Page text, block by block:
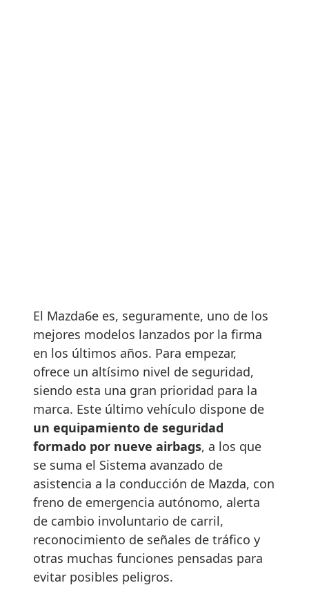
El Mazda6e es, seguramente, uno de los
mejores modelos lanzados por la firma
en los últimos años. Para empezar,
ofrece un altísimo nivel de seguridad,
siendo esta una gran prioridad para la
marca. Este último vehículo dispone de
un equipamiento de seguridad
formado por nueve airbags, a los que
se suma el Sistema avanzado de
asistencia a la conducción de Mazda, con
freno de emergencia autónomo, alerta
de cambio involuntario de carril,
reconocimiento de señales de tráfico y
otras muchas funciones pensadas para
evitar posibles peligros.